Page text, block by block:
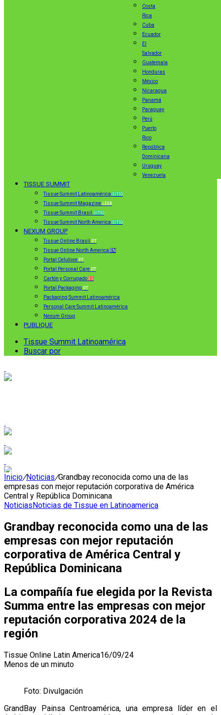
Costa
Rica
Cuba
Ecuador
El
Salvador
Guatemala
Honduras
México
Nicaragua
Panamá
Paraguay
Perú
Puerto
Rico
República
Dominicana
Uruguay
Venezuela
TISSUE SUMMIT
Tissue Summit Latinoamérica SITIO
Tissue Summit Magazine LEER
Tissue Summit Brasil SITIO
Tissue Summit North America SITIO
NEXUM GROUP
Tissue Online Brasil PT
Tissue Online North America EN
Portal Celulose PT
Portal Personal Care PT
Cartón y Corrugado ES
Portal Packaging PT
Packaging Summit Latinoamérica
Personal Care Summit Latinoamérica
Nexum Group
PUBLIQUE
Tissue Summit Latinoamérica
Buscar por
Inicio/Noticias/Grandbay reconocida como una de las
empresas con mejor reputación corporativa de América
Central y República Dominicana
NoticiasNoticias de Tissue en Latinoamerica
Grandbay reconocida como una de las
empresas con mejor reputación
corporativa de América Central y
República Dominicana
La compañía fue elegida por la Revista
Summa entre las empresas con mejor
reputación corporativa 2024 de la
región
Tissue Online Latin America16/09/24
Menos de un minuto
Foto: Divulgación
GrandBay Painsa Centroamérica, una empresa líder en el